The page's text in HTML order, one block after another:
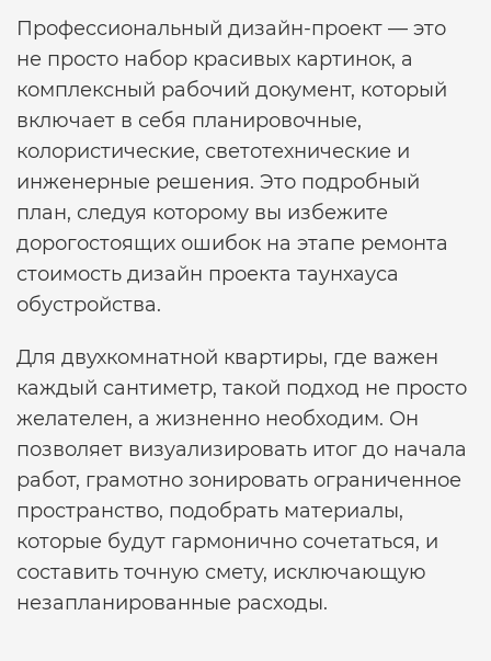
Профессиональный дизайн-проект — это
не просто набор красивых картинок, а
комплексный рабочий документ, который
включает в себя планировочные,
колористические, светотехнические и
инженерные решения. Это подробный
план, следуя которому вы избежите
дорогостоящих ошибок на этапе ремонта
стоимость дизайн проекта таунхауса
обустройства.
Для двухкомнатной квартиры, где важен
каждый сантиметр, такой подход не просто
желателен, а жизненно необходим. Он
позволяет визуализировать итог до начала
работ, грамотно зонировать ограниченное
пространство, подобрать материалы,
которые будут гармонично сочетаться, и
составить точную смету, исключающую
незапланированные расходы.